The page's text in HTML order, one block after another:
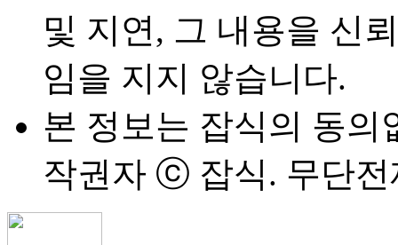
및 지연, 그 내용을 신
임을 지지 않습니다.
본 정보는 잡식의 동의
작권자 ⓒ 잡식. 무단